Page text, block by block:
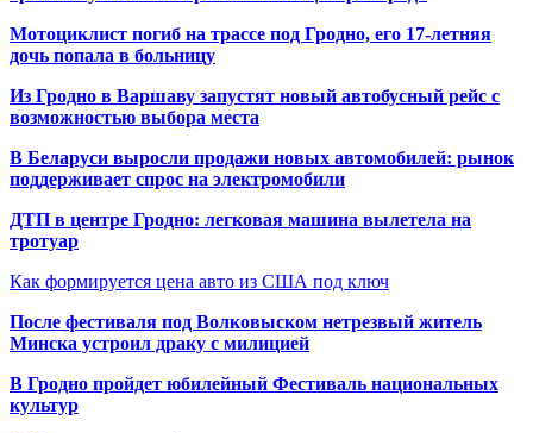
Мотоциклист погиб на трассе под Гродно, его 17-летняя
дочь попала в больницу
Из Гродно в Варшаву запустят новый автобусный рейс с
возможностью выбора места
В Беларуси выросли продажи новых автомобилей: рынок
поддерживает спрос на электромобили
ДТП в центре Гродно: легковая машина вылетела на
тротуар
Как формируется цена авто из США под ключ
После фестиваля под Волковыском нетрезвый житель
Минска устроил драку с милицией
В Гродно пройдет юбилейный Фестиваль национальных
культур